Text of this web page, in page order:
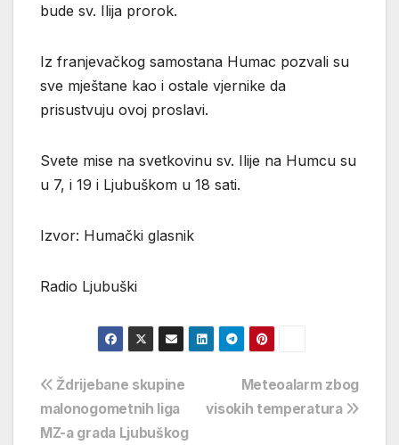
bude sv. Ilija prorok.
Iz franjevačkog samostana Humac pozvali su
sve mještane kao i ostale vjernike da
prisustvuju ovoj proslavi.
Svete mise na svetkovinu sv. Ilije na Humcu su
u 7, i 19 i Ljubuškom u 18 sati.
Izvor: Humački glasnik
Radio Ljubuški
Navigacija
objava
Meteoalarm zbog
visokih temperatura
Ždrijebane skupine
malonogometnih liga
MZ-a grada Ljubuškog